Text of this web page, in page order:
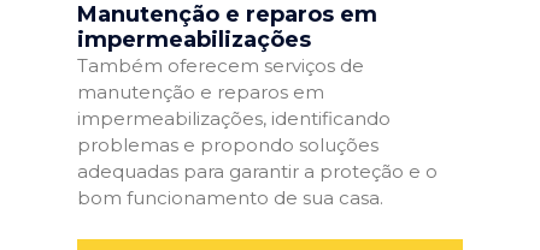
Manutenção e reparos em
impermeabilizações
Também oferecem serviços de
manutenção e reparos em
impermeabilizações, identificando
problemas e propondo soluções
adequadas para garantir a proteção e o
bom funcionamento de sua casa.